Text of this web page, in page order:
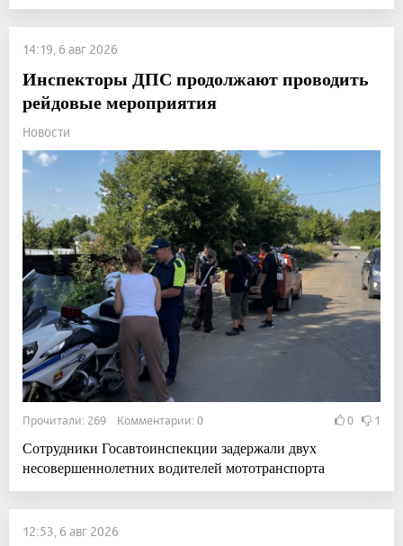
14:19, 6 авг 2026
Инспекторы ДПС продолжают проводить
рейдовые мероприятия
Новости
Прочитали: 269 Комментарии: 0 0 1
Сотрудники Госавтоинспекции задержали двух
несовершеннолетних водителей мототранспорта
12:53, 6 авг 2026